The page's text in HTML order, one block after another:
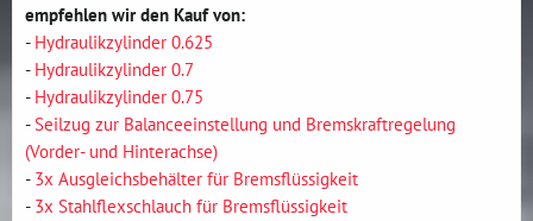
empfehlen wir den Kauf von:
- Hydraulikzylinder 0.625
- Hydraulikzylinder 0.7
- Hydraulikzylinder 0.75
-Seilzug zur Balanceeinstellung und Bremskraftregelung
(Vorder- und Hinterachse)
- 3x Ausgleichsbehälter für Bremsflüssigkeit
- 3x Stahlflexschlauch für Bremsflüssigkeit